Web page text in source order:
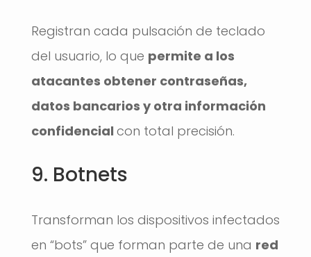
Registran cada pulsación de teclado
del usuario, lo que permite a los
atacantes obtener contraseñas,
datos bancarios y otra información
confidencial con total precisión.
9. Botnets
Transforman los dispositivos infectados
en “bots” que forman parte de una red